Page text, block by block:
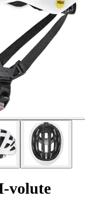
volute